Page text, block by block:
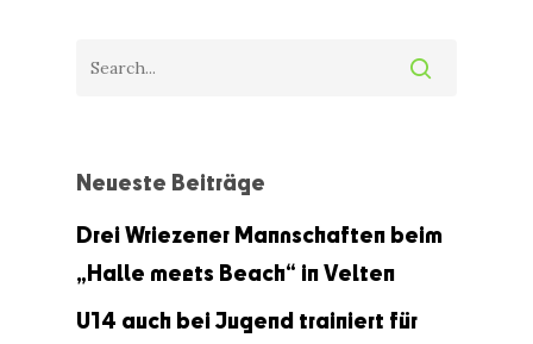
Neueste Beiträge
Drei Wriezener Mannschaften beim
„Halle meets Beach“ in Velten
U14 auch bei Jugend trainiert für